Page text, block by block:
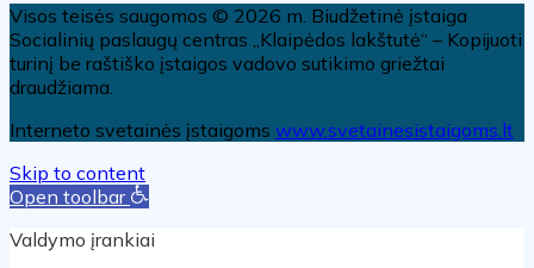
Visos teisės saugomos © 2026 m. Biudžetinė įstaiga
Socialinių paslaugų centras „Klaipėdos lakštutė“ – Kopijuoti
turinį be raštiško įstaigos vadovo sutikimo griežtai
draudžiama.
Interneto svetainės įstaigoms www.svetainesistaigoms.lt
Skip to content
Open toolbar
Valdymo įrankiai